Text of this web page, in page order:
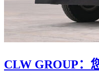
CLW GROUP：